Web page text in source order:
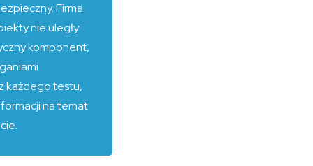
Firma
nie uległy
komponent,
każdego testu,
na temat